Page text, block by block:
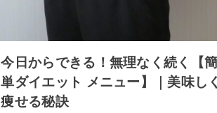
今日からできる！無理なく続く【簡
単ダイエット メニュー】｜美味しく
痩せる秘訣